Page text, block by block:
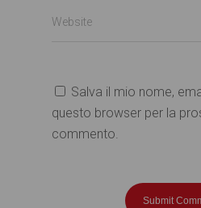
Website
Salva il mio nome,
questo browser per la
commento.